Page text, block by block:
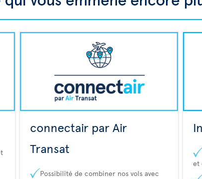
connectair par Air
Transat
Possibilité de combiner nos vols avec
et